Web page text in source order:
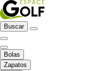
Buscar
Bolas
Zapatos